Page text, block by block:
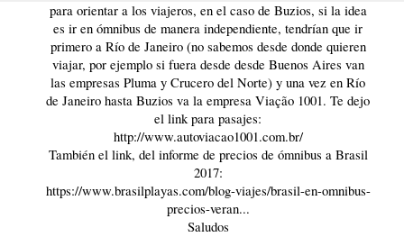
para orientar a los viajeros, en el caso de Buzios, si la idea
es ir en ómnibus de manera independiente, tendrían que ir
primero a Río de Janeiro (no sabemos desde donde quieren
viajar, por ejemplo si fuera desde desde Buenos Aires van
las empresas Pluma y Crucero del Norte) y una vez en Río
de Janeiro hasta Buzios va la empresa Viação 1001. Te dejo
el link para pasajes:
http://www.autoviacao1001.com.br/
También el link, del informe de precios de ómnibus a Brasil
2017:
https://www.brasilplayas.com/blog-viajes/brasil-en-omnibus-
precios-veran...
Saludos